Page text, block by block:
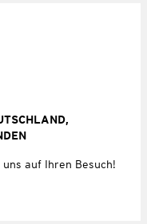
auf Ihren Besuch!